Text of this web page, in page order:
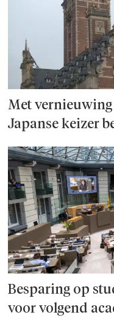
Met
Japanse keizer
Besparing op
voor volgend